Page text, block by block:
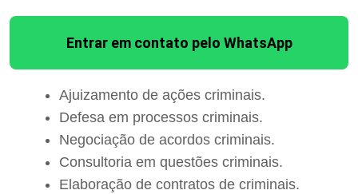
Entrar em contato pelo WhatsApp
Ajuizamento de ações criminais.
Defesa em processos criminais.
Negociação de acordos criminais.
Consultoria em questões criminais.
Elaboração de contratos de criminais.